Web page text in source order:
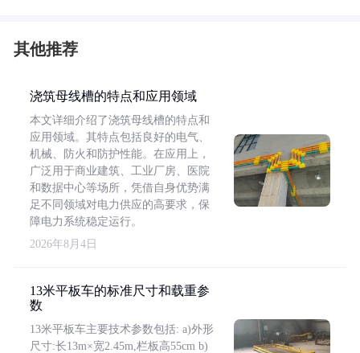
其他推荐
浇筑母线槽的特点和应用领域
本文详细介绍了浇筑母线槽的特点和
应用领域。其特点包括良好的电气、
机械、防火和防护性能。在应用上，
广泛用于商业建筑、工业厂房、医院
和数据中心等场所，凭借自身优势满
足不同领域对电力供应的高要求，保
障电力系统稳定运行。
2026年8月4日
13米平板车的标准尺寸和载重参
数
13米平板车主要技术参数包括: a)外形
尺寸:长13m×宽2.45m,栏板高55cm b)